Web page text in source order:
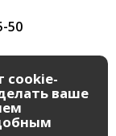
50
cookie-
ваше